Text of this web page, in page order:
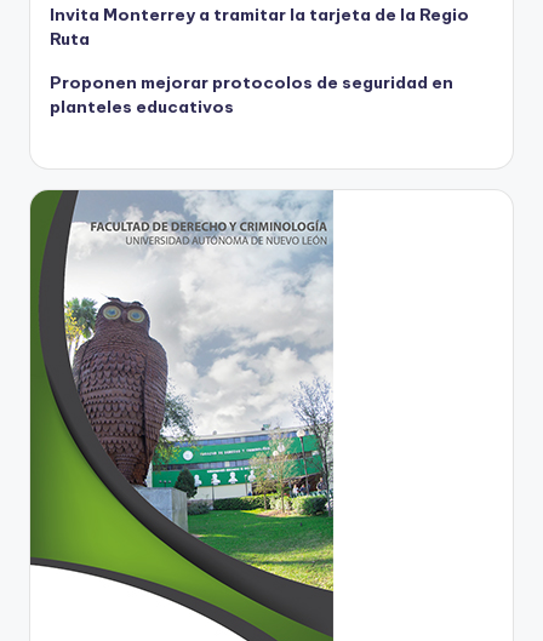
Invita Monterrey a tramitar la tarjeta de la Regio
Ruta
Proponen mejorar protocolos de seguridad en
planteles educativos